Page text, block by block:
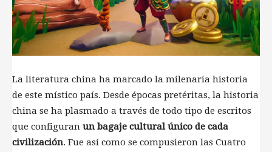
La literatura china ha marcado la milenaria historia
de este místico país. Desde épocas pretéritas, la historia
china se ha plasmado a través de todo tipo de escritos
que configuran un bagaje cultural único de cada
civilización. Fue así como se compusieron las Cuatro